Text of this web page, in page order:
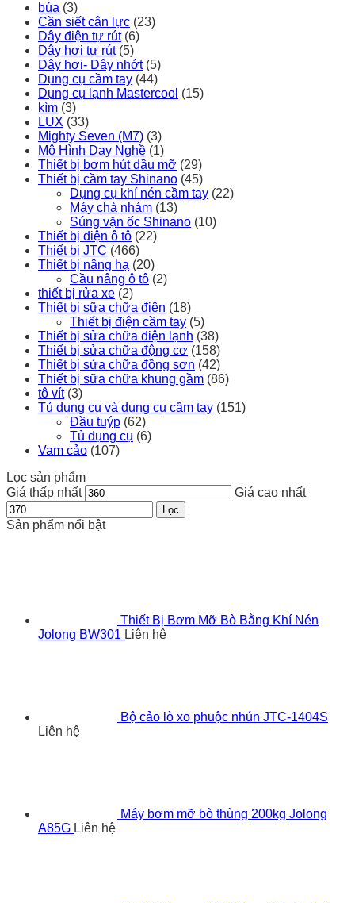
búa (3)
Cần siết cân lực (23)
Dây điện tự rút (6)
Dây hơi tự rút (5)
Dây hơi- Dây nhớt (5)
Dụng cụ cầm tay (44)
Dụng cụ lạnh Mastercool (15)
kìm (3)
LUX (33)
Mighty Seven (M7) (3)
Mô Hình Dạy Nghề (1)
Thiết bị bơm hút dầu mỡ (29)
Thiết bị cầm tay Shinano (45)
Dụng cụ khí nén cầm tay (22)
Máy chà nhám (13)
Súng vặn ốc Shinano (10)
Thiết bị điện ô tô (22)
Thiết bị JTC (466)
Thiết bị nâng hạ (20)
Cầu nâng ô tô (2)
thiết bị rửa xe (2)
Thiết bị sữa chữa điện (18)
Thiết bị điện cầm tay (5)
Thiết bị sửa chữa điện lạnh (38)
Thiết bị sửa chữa động cơ (158)
Thiết bị sửa chữa đồng sơn (42)
Thiết bị sữa chữa khung gầm (86)
tô vít (3)
Tủ dụng cụ và dụng cụ cầm tay (151)
Đầu tuýp (62)
Tủ dụng cụ (6)
Vam cảo (107)
Lọc sản phẩm
Giá thấp nhất
Giá cao nhất
Lọc
Sản phẩm nổi bật
Thiết Bị Bơm Mỡ Bò Bằng Khí Nén
Jolong BW301 Liên hệ
Bộ cảo lò xo phuộc nhún JTC-1404S
Liên hệ
Máy bơm mỡ bò thùng 200kg Jolong
A85G Liên hệ